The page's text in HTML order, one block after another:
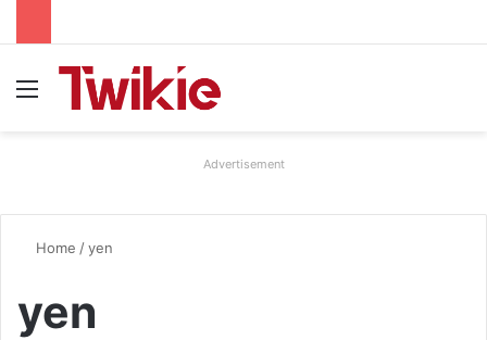
Advertisement
Home /yen
yen